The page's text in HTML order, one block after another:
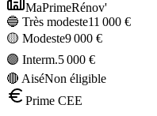
MaPrimeRénov'
🔵 Très modeste11 000 €
🟡 Modeste9 000 €
🟣 Interm.5 000 €
🔴 AiséNon éligible
Prime CEE